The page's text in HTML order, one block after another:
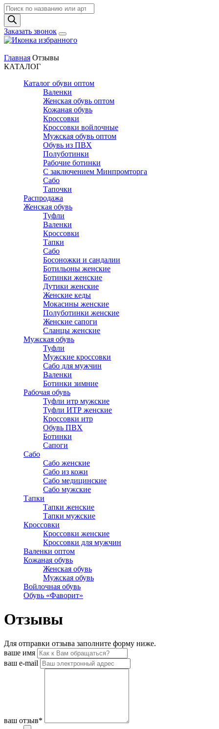
Поиск
товаров
Заказать звонок
Главная Отзывы
КАТАЛОГ
Каталог обуви оптом
Валенки
Женская обувь оптом
Кожаная обувь
Кроссовки
Кроссовки войлочные
Мужская обувь оптом
Обувь из ПВХ
Полуботинки
Рабочие ботинки
С заключением Минпромторга
Сабо
Тапочки
Распродажа
Женская обувь
Туфли
Валенки
Кроссовки
Тапки
Сабо
Босоножки и сандалии
Ботильоны женские
Ботинки женские
Дутики женские
Женские кеды
Мокасины женские
Полуботинки женские
Женские сапоги
Сланцы женские
Мужская обувь
Туфли
Мужские кроссовки
Сабо для мужчин
Валенки
Ботинки зимние
Рабочая обувь
Туфли итр мужские
Туфли ИТР женские
Кроссовки итр
Обувь ПВХ
Ботинки
Сапоги
Сабо
Сабо женские
Сабо из кожи
Сабо медицинские
Сабо мужские
Тапки
Тапки женские
Тапки мужские
Кроссовки
Кроссовки женские
Кроссовки для мужчин
Валенки оптом
Кожаная обувь
Женская обувь
Мужская обувь
Войлочная обувь
Обувь «Фаворит»
Отзывы
Для отправки отзыва заполните форму ниже.
ваше имя
ваш e-mail
ваш отзыв*